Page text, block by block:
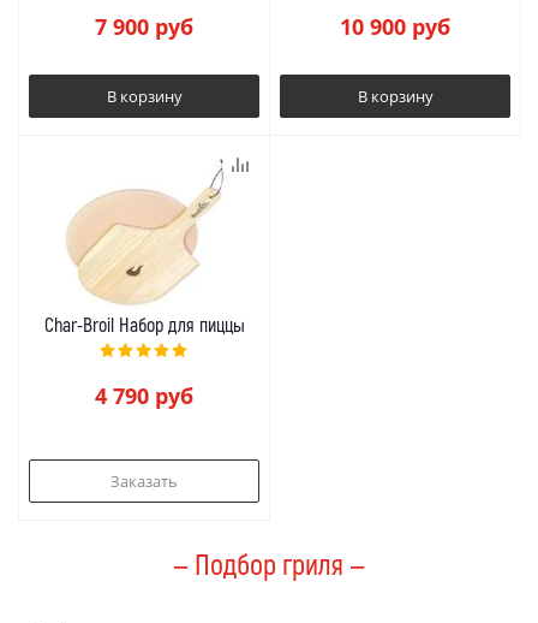
7 900 руб
В корзину
10 900 руб
В корзину
Char-Broil Набор для пиццы
4 790 руб
Заказать
— Подбор гриля —